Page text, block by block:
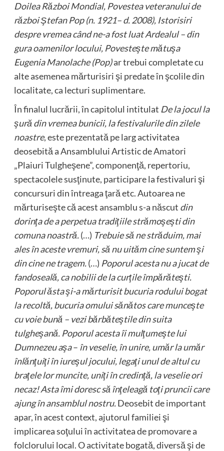
Doilea Război Mondial, Povestea veteranului de
război Ştefan Pop (n. 1921– d. 2008), Istorisiri
despre vremea când ne-a fost luat Ardealul – din
gura oamenilor locului, Povesteşte mătuşa
Eugenia Manolache (Pop)ar trebui completate cu
alte asemenea mărturisiri şi predate în şcolile din
localitate, ca lecturi suplimentare.
În finalul lucrării, în capitolul intitulat De la jocul la
şură din vremea bunicii, la festivalurile din zilele
noastre, este prezentată pe larg activitatea
deosebită a Ansamblului Artistic de Amatori
„Plaiuri Tulgheşene”, componenţă, repertoriu,
spectacolele susţinute, participare la festivaluri şi
concursuri din întreaga ţară etc. Autoarea ne
mărturiseşte că acest ansamblu s-a născut din
dorinţa de a perpetua tradiţiile strămoşeşti din
comuna noastră.(…) Trebuie să ne străduim, mai
ales în aceste vremuri, să nu uităm cine suntem şi
din cine ne tragem.(…) Poporul acesta nu a jucat de
fandoseală, ca nobilii de la curţile împărăteşti.
Poporul ăsta şi-a mărturisit bucuria rodului bogat
la recoltă, bucuria omului sănătos care munceşte
cu voie bună – vezi bărbăteştile din suita
tulgheşană. Poporul acesta îi mulţumeşte lui
Dumnezeu aşa– în veselie, în unire, umăr la umăr
înlănţuiţi în iureşul jocului, legaţi unul de altul cu
braţele lor muncite, uniţi în credinţă, la veselie ori
necaz! Asta îmi doresc să înţeleagă toţi pruncii care
ajung în ansamblul nostru.Deosebit de important
apar, în acest context, ajutorul familiei şi
implicarea soţului în activitatea de promovare a
folclorului local. O activitate bogată, diversă şi de